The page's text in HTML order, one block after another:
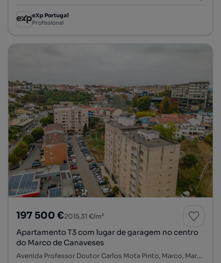
eXp Portugal
Profissional
197 500 €2015,31 €/m²
Apartamento T3 com lugar de garagem no centro
do Marco de Canaveses
Avenida Professor Doutor Carlos Mota Pinto, Marco, Marco de Canaveses, Porto